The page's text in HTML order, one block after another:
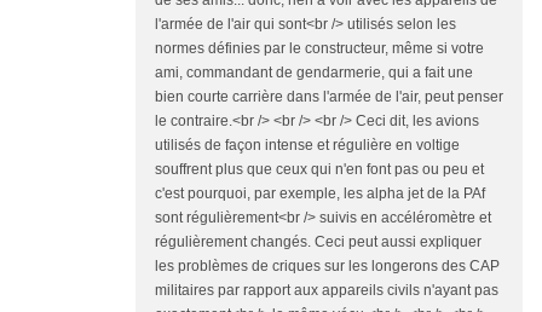
l'armée de l'air qui sont<br /> utilisés selon les
normes définies par le constructeur, même si votre
ami, commandant de gendarmerie, qui a fait une
bien courte carrière dans l'armée de l'air, peut penser
le contraire.<br /> <br /> <br /> Ceci dit, les avions
utilisés de façon intense et régulière en voltige
souffrent plus que ceux qui n'en font pas ou peu et
c'est pourquoi, par exemple, les alpha jet de la PAf
sont régulièrement<br /> suivis en accéléromètre et
régulièrement changés. Ceci peut aussi expliquer
les problèmes de criques sur les longerons des CAP
militaires par rapport aux appareils civils n'ayant pas